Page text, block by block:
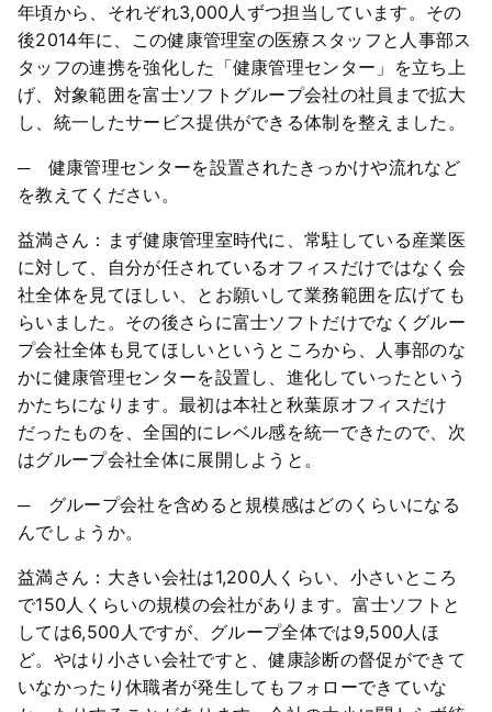
年頃から、それぞれ3,000人ずつ担当しています。その
後2014年に、この健康管理室の医療スタッフと人事部ス
タッフの連携を強化した「健康管理センター」を立ち上
げ、対象範囲を富士ソフトグループ会社の社員まで拡大
し、統一したサービス提供ができる体制を整えました。
─ 健康管理センターを設置されたきっかけや流れなど
を教えてください。
益満さん：まず健康管理室時代に、常駐している産業医
に対して、自分が任されているオフィスだけではなく会
社全体を見てほしい、とお願いして業務範囲を広げても
らいました。その後さらに富士ソフトだけでなくグルー
プ会社全体も見てほしいというところから、人事部のな
かに健康管理センターを設置し、進化していったという
かたちになります。最初は本社と秋葉原オフィスだけ
だったものを、全国的にレベル感を統一できたので、次
はグループ会社全体に展開しようと。
─ グループ会社を含めると規模感はどのくらいになる
んでしょうか。
益満さん：大きい会社は1,200人くらい、小さいところ
で150人くらいの規模の会社があります。富士ソフトと
しては6,500人ですが、グループ全体では9,500人ほ
ど。やはり小さい会社ですと、健康診断の督促ができて
いなかったり休職者が発生してもフォローできていな